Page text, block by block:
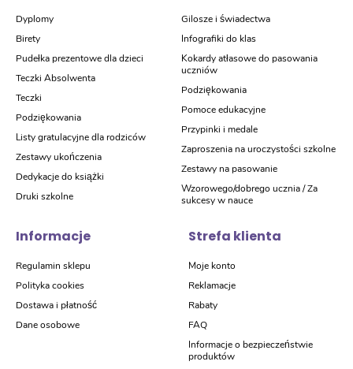
Dyplomy
Birety
Pudełka prezentowe dla dzieci
Teczki Absolwenta
Teczki
Podziękowania
Listy gratulacyjne dla rodziców
Zestawy ukończenia
Dedykacje do książki
Druki szkolne
Gilosze i świadectwa
Infografiki do klas
Kokardy atłasowe do pasowania
uczniów
Podziękowania
Pomoce edukacyjne
Przypinki i medale
Zaproszenia na uroczystości szkolne
Zestawy na pasowanie
Wzorowego/dobrego ucznia / Za
sukcesy w nauce
Informacje
Regulamin sklepu
Polityka cookies
Dostawa i płatność
Dane osobowe
Strefa klienta
Moje konto
Reklamacje
Rabaty
FAQ
Informacje o bezpieczeństwie
produktów